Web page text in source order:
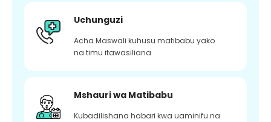
Uchunguzi
Acha Maswali kuhusu matibabu yako
na timu itawasiliana
Mshauri wa Matibabu
Kubadilishana habari kwa uaminifu na